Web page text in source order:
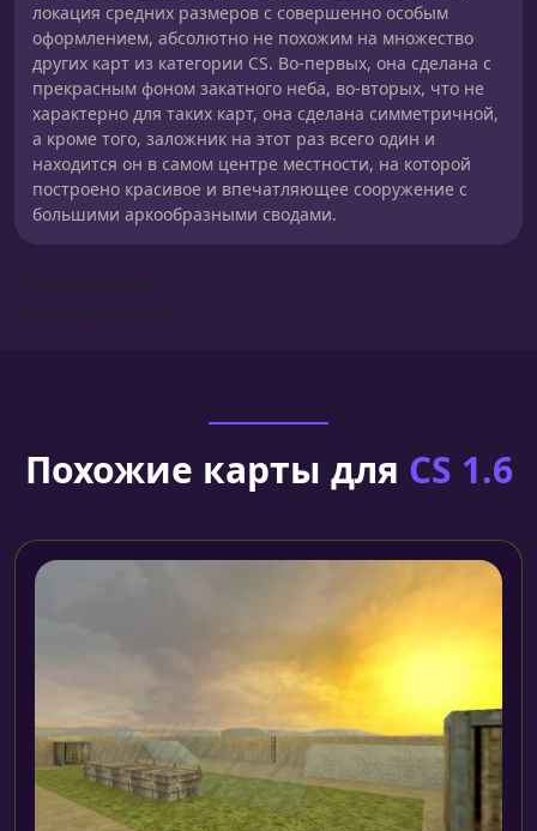
локация средних размеров с совершенно особым
оформлением, абсолютно не похожим на множество
других карт из категории CS. Во-первых, она сделана с
прекрасным фоном закатного неба, во-вторых, что не
характерно для таких карт, она сделана симметричной,
а кроме того, заложник на этот раз всего один и
находится он в самом центре местности, на которой
построено красивое и впечатляющее сооружение с
большими аркообразными сводами.
Похожие карты для CS 1.6